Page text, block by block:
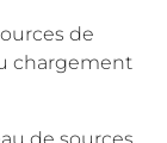
de
chargement